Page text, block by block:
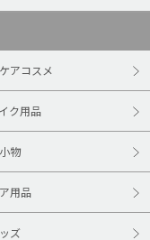
アコスメ
ク用品
物
用品
ズ